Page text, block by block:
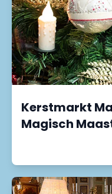
Kerstmarkt
Magisch